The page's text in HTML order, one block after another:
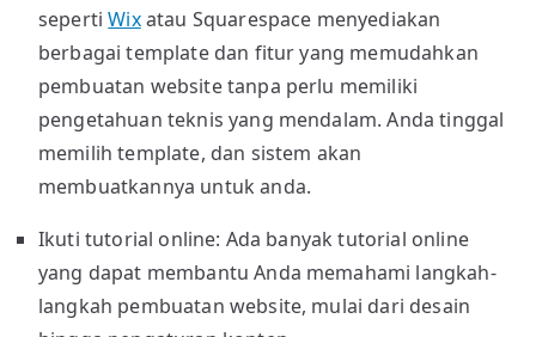
sepertiWixatau Squarespace menyediakan
berbagai template dan fitur yang memudahkan
pembuatan website tanpa perlu memiliki
pengetahuan teknis yang mendalam. Anda tinggal
memilih template, dan sistem akan
membuatkannya untuk anda.
Ikuti tutorial online: Ada banyak tutorial online
yang dapat membantu Anda memahami langkah-
langkah pembuatan website, mulai dari desain